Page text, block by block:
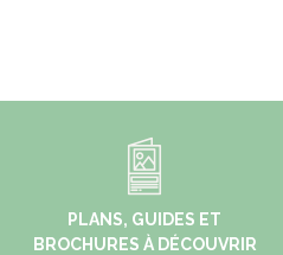
PLANS, GUIDES ET
BROCHURES À DÉCOUVRIR